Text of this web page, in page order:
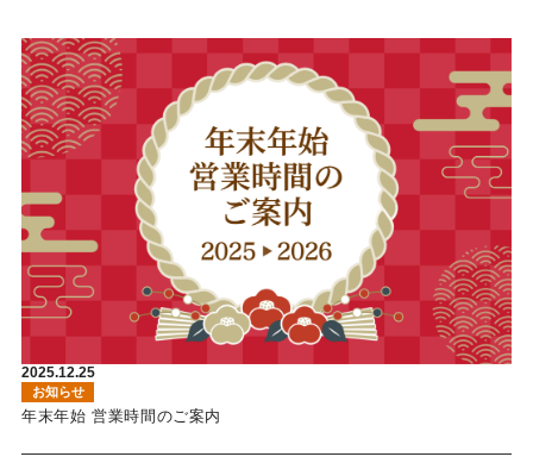
2025.12.25
お知らせ
年末年始 営業時間のご案内